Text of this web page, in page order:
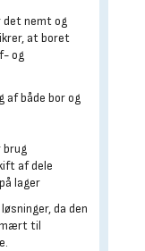
det nemt og
at boret
og
af både bor og
brug
af dele
lager
da den
til